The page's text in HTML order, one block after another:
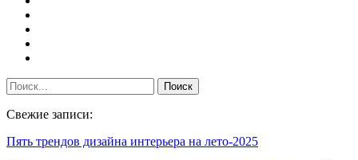
Свежие записи:
Пять трендов дизайна интерьера на лето-2025